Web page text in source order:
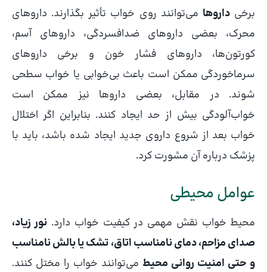
برخی داروها می‌توانند روی خواب تأثیر بگذارند. داروهای
محرک، بعضی داروهای ضدافسردگی، داروهای آسم،
کورتون‌ها، داروهای فشار خون و برخی داروهای
سرماخوردگی ممکن است باعث بی‌خوابی یا خواب سطحی
شوند. در مقابل، بعضی داروها نیز ممکن است
خواب‌آلودگی بیش از حد ایجاد کنند. بنابراین اگر اختلال
خواب بعد از شروع داروی جدید ایجاد شده باشد، باید با
پزشک درباره آن مشورت کرد.
عوامل محیطی
محیط خواب نقش مهمی در کیفیت خواب دارد. نور زیاد،
صدای مزاحم، دمای نامناسب اتاق، تشک یا بالش نامناسب
و حتی امنیت روانی محیط می‌توانند خواب را مختل کنند.